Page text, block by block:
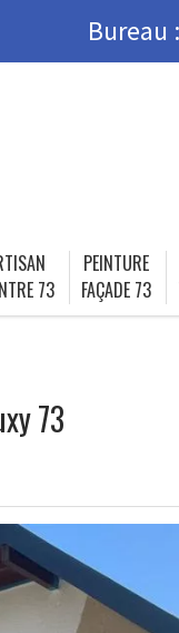
Bureau :
73
PEINTURE
FAÇADE 73
73